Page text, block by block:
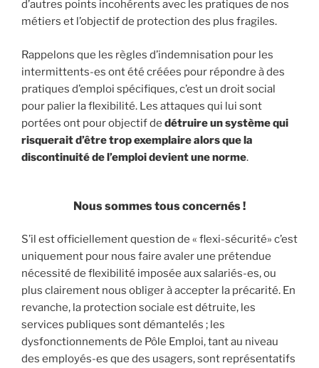
d’autres points incohérents avec les pratiques de nos
métiers et l’objectif de protection des plus fragiles.
Rappelons que les règles d’indemnisation pour les
intermittents-es ont été créées pour répondre à des
pratiques d’emploi spécifiques, c’est un droit social
pour palier la flexibilité. Les attaques qui lui sont
portées ont pour objectif de détruire un système qui
risquerait d’être trop exemplaire alors que la
discontinuité de l’emploi devient une norme.
Nous sommes tous concernés !
S’il est officiellement question de « flexi-sécurité» c’est
uniquement pour nous faire avaler une prétendue
nécessité de flexibilité imposée aux salariés-es, ou
plus clairement nous obliger à accepter la précarité. En
revanche, la protection sociale est détruite, les
services publiques sont démantelés ; les
dysfonctionnements de Pôle Emploi, tant au niveau
des employés-es que des usagers, sont représentatifs